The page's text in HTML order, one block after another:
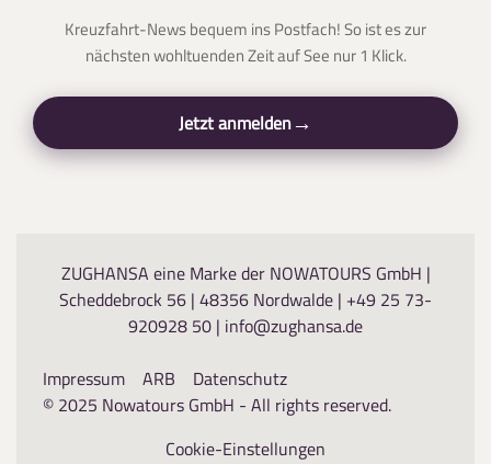
Person/en entfernen
Kreuzfahrt-News bequem ins Postfach! So ist es zur
nächsten wohltuenden Zeit auf See nur 1 Klick.
Jetzt anmelden
ZUGHANSA eine Marke der NOWATOURS GmbH |
Scheddebrock 56 | 48356 Nordwalde | +49 25 73-
920928 50 | info@zughansa.de
Impressum
ARB
Datenschutz
© 2025 Nowatours GmbH - All rights reserved.
Cookie-Einstellungen